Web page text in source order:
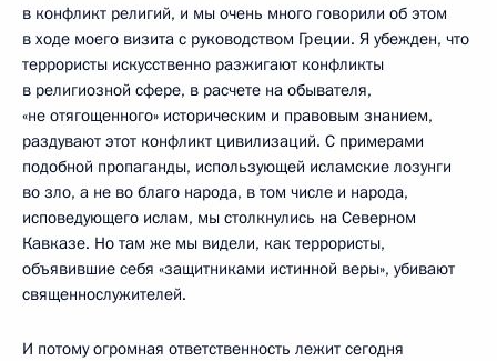
в конфликт религий, и мы очень много говорили об этом
в ходе моего визита с руководством Греции. Я убежден, что
террористы искусственно разжигают конфликты
в религиозной сфере, в расчете на обывателя,
«не отягощенного» историческим и правовым знанием,
раздувают этот конфликт цивилизаций. С примерами
подобной пропаганды, использующей исламские лозунги
во зло, а не во благо народа, в том числе и народа,
исповедующего ислам, мы столкнулись на Северном
Кавказе. Но там же мы видели, как террористы,
объявившие себя «защитниками истинной веры», убивают
священнослужителей.
И потому огромная ответственность лежит сегодня